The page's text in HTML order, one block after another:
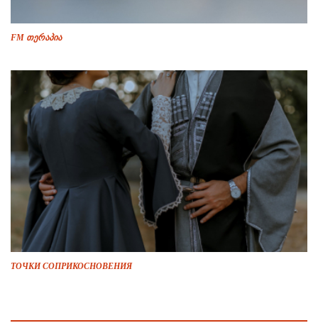
FM თერაპია
ТОЧКИ СОПРИКОСНОВЕНИЯ